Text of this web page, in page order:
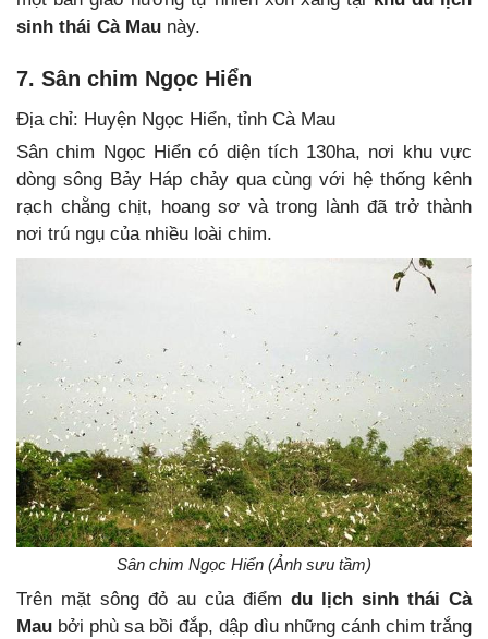
sinh thái Cà Mau này.
7. Sân chim Ngọc Hiển
Địa chỉ: Huyện Ngọc Hiển, tỉnh Cà Mau
Sân chim Ngọc Hiển có diện tích 130ha, nơi khu vực
dòng sông Bảy Háp chảy qua cùng với hệ thống kênh
rạch chằng chịt, hoang sơ và trong lành đã trở thành
nơi trú ngụ của nhiều loài chim.
Sân chim Ngọc Hiển (Ảnh sưu tầm)
Trên mặt sông đỏ au của điểm du lịch sinh thái Cà
Mau bởi phù sa bồi đắp, dập dìu những cánh chim trắng